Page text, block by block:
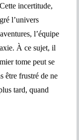
incertitude,
l’univers
l’équipe
À ce sujet, il
tome peut se
être frustré de ne
tard, quand